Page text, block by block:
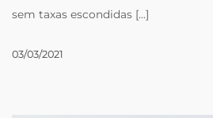
sem taxas escondidas [...]
03/03/2021